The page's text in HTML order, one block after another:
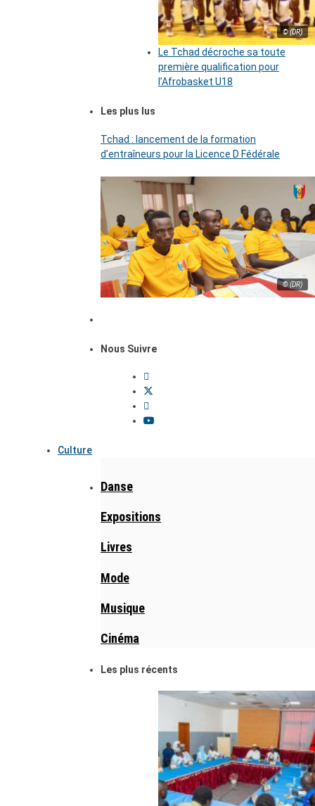
© (DR)
Le Tchad décroche sa toute
première qualification pour
l’Afrobasket U18
Les plus lus
Tchad : lancement de la formation
d’entraîneurs pour la Licence D Fédérale
© (DR)
Nous Suivre
Culture
Danse
Expositions
Livres
Mode
Musique
Cinéma
Les plus récents